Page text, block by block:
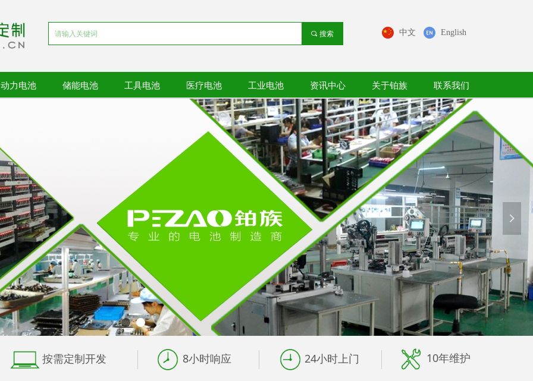
넲
按需定制开发 8小时响应 24小时上门 10年维护
끠 搜索 中文 English
动力电池 储能电池 工具电池 医疗电池 工业电池 资讯中心 关于铂族 联系我们